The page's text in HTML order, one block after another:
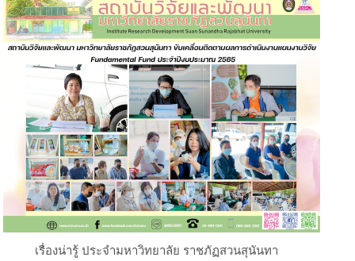
เรื่องน่ารู้ ประจำมหาวิทยาลัย ราชภัฏสวนสุนันทา